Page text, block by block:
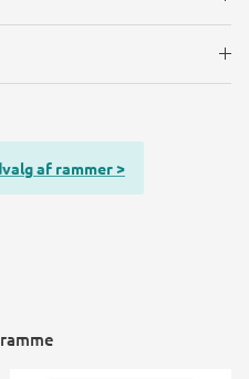
af rammer >